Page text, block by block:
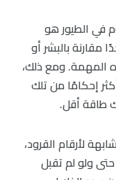
في الطيور هو
مقارنة بالبشر أو
المهمة. ومع ذلك،
إحكامًا من تلك
طاقة أقل.
لأرقام القرود،
ولو لم تقبل